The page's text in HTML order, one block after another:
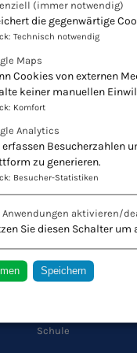
Naturheilkunde
Innovation
Schule
(immer notwendig)
die gegenwärtige
: Technisch notwendig
Maps
Cookies von externen
keiner manuellen
: Komfort
Analytics
Besucherzahlen
zu generieren.
: Besucher-Statistiken
Anwendungen aktivieren/
Sie diesen Schalter
Speichern